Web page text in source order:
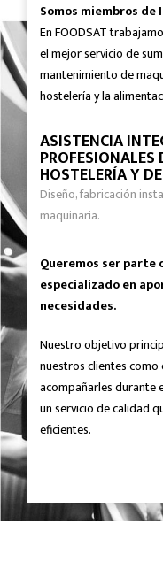
Somos miembros de
En FOODSAT
el mejor servicio de
mantenimiento de
hostelería y la
ASISTENCIA
PROFESIONALES
HOSTELERÍA Y
Diseño, fabricación
maquinaria.
Queremos ser
especializado en
necesidades.
Nuestro objetivo
nuestros clientes
acompañarles durante
un servicio de calidad
eficientes.